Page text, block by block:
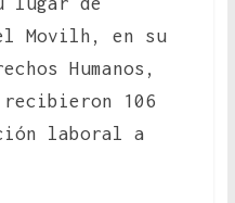
Movilh, en su
Humanos,
recibieron 106
laboral a